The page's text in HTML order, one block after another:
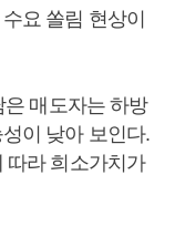
요 쏠림 현상이
매도자는 하방
이 낮아 보인다.
따라 희소가치가